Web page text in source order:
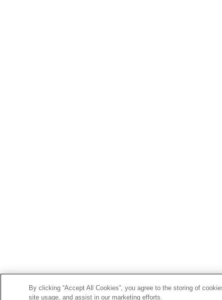
By clicking “Accept All Cookies”, you agree to the storing of
site usage, and assist in our marketing efforts.